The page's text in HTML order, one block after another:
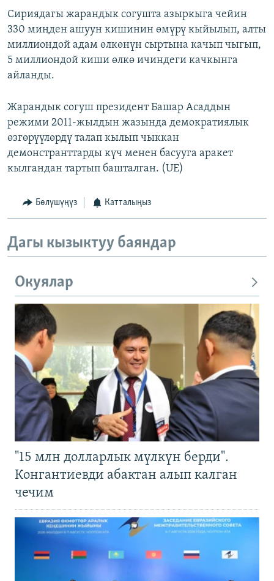
Сириядагы жарандык согушта азыркыга чейин
330 миңден ашуун кишинин өмүрү кыйылып, алты
миллиондой адам өлкөнүн сыртына качып чыгып,
5 миллиондой киши өлкө ичиндеги качкынга
айланды.
Жарандык согуш президент Башар Асаддын
режими 2011-жылдын жазында демократиялык
өзгөрүүлөрдү талап кылып чыккан
демонстранттарды күч менен басууга аракет
кылгандан тартып башталган. (UE)
Бөлүшүңүз Катталыңыз
Дагы кызыктуу баяндар
Окуялар
"15 млн долларлык мүлкүн берди".
Конгантиевди абактан алып калган
чечим